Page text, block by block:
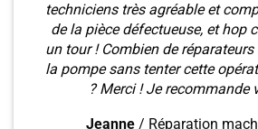
techniciens très agréable et
de la pièce défectueuse, et hop
un tour ! Combien de
la pompe sans tenter cette
? Merci ! Je recommande
Jeanne / Réparation